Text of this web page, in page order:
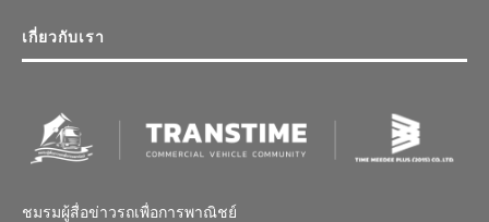
เกี่ยวกับเรา
ชมรมผู้สื่อข่าวรถเพื่อการพาณิชย์